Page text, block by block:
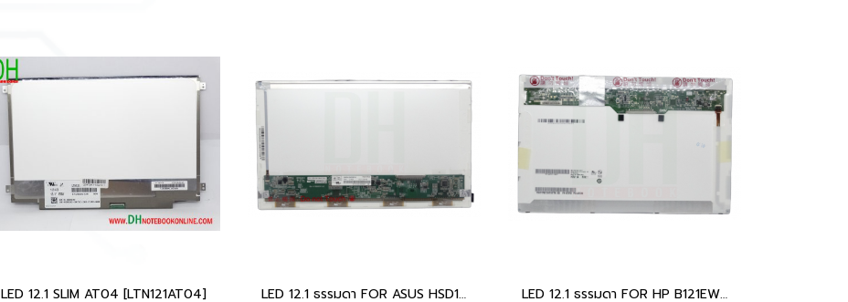
LED 12.1 SLIM AT04 [LTN121AT04] LED 12.1 ธรรมดา FOR ASUS HSD121PHW1 LED 12.1 ธรรมดา FOR HP B121EW09